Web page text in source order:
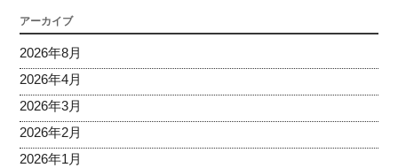
アーカイブ
2026年8月
2026年4月
2026年3月
2026年2月
2026年1月